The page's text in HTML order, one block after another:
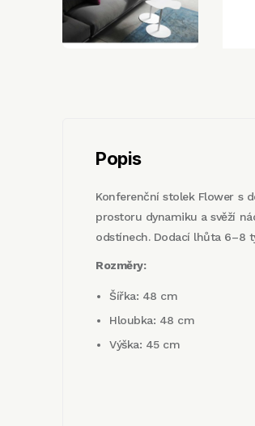
Popis
Konferenční stolek Flower s
prostoru dynamiku a svěží
odstínech. Dodací lhůta 6–8
Rozměry:
Šířka: 48 cm
Hloubka: 48 cm
Výška: 45 cm